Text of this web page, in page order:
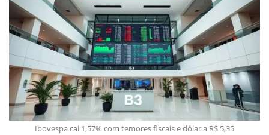
Ibovespa cai 1,57% com temores fiscais e dólar a R$ 5,35